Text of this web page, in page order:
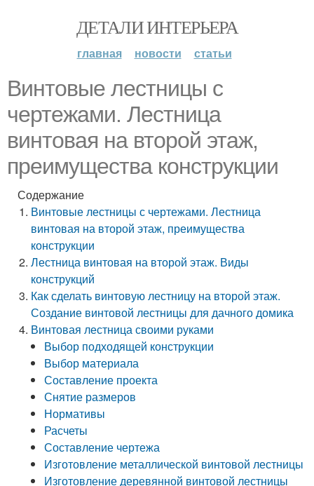
ДЕТАЛИ ИНТЕРЬЕРА
главная новости статьи
Винтовые лестницы с
чертежами. Лестница
винтовая на второй этаж,
преимущества конструкции
Содержание
Винтовые лестницы с чертежами. Лестница
винтовая на второй этаж, преимущества
конструкции
Лестница винтовая на второй этаж. Виды
конструкций
Как сделать винтовую лестницу на второй этаж.
Создание винтовой лестницы для дачного домика
Винтовая лестница своими руками
Выбор подходящей конструкции
Выбор материала
Составление проекта
Снятие размеров
Нормативы
Расчеты
Составление чертежа
Изготовление металлической винтовой лестницы
Изготовление деревянной винтовой лестницы